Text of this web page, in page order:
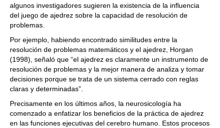
algunos investigadores sugieren la existencia de la influencia
del juego de ajedrez sobre la capacidad de resolución de
problemas.
Por ejemplo, habiendo encontrado similitudes entre la
resolución de problemas matemáticos y el ajedrez, Horgan
(1998), señaló que “el ajedrez es claramente un instrumento de
resolución de problemas y la mejor manera de analiza y tomar
decisiones porque se trata de un sistema cerrado con reglas
claras y determinadas”.
Precisamente en los últimos años, la neurosicología ha
comenzado a enfatizar los beneficios de la práctica de ajedrez
en las funciones ejecutivas del cerebro humano. Estos procesos